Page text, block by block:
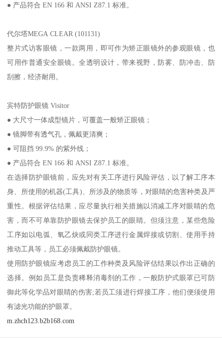
● 产品符合 EN 166 和 ANSI Z87.1 标准。